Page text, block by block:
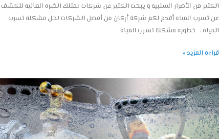
من الأضرار السلبيه و يبحث الكثير عن شركات تمتلك الخبره العاليه للكشف
المياه أقدم لكم شركة أركان من أفضل الشركات لحل مشكلة تسرب
. خطوره مشكلة تسرب المياه
المزيد »